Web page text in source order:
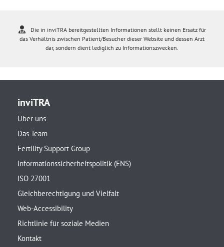
Die in inviTRA bereitgestellten Informationen stellt keinen Ersatz für
das Verhältnis zwischen Patient/Besucher dieser Website und dessen Arzt
dar, sondern dient lediglich zu Informationszwecken.
inviTRA
Über uns
Das Team
Fertility Support Group
Informationssicherheitspolitik (ENS)
ISO 27001
Gleichberechtigung und Vielfalt
Web-Accessibility
Richtlinie für soziale Medien
Kontakt